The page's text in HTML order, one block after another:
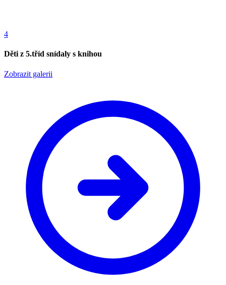
4
Děti z 5.tříd snídaly s knihou
Zobrazit galerii